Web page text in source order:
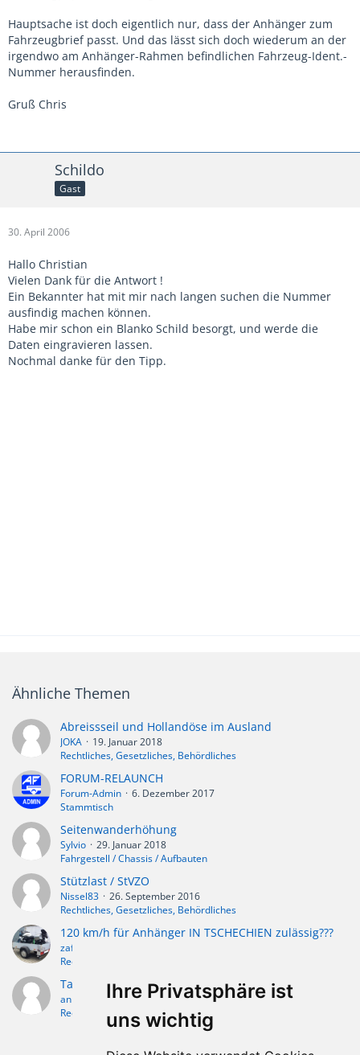
Ihre Privatsphäre ist
uns wichtig
Hauptsache ist doch eigentlich nur, dass der Anhänger zum
Fahrzeugbrief passt. Und das lässt sich doch wiederum an der
irgendwo am Anhänger-Rahmen befindlichen Fahrzeug-Ident.-
Nummer herausfinden.
Gruß Chris
Schildo
Gast
30. April 2006
Hallo Christian
Vielen Dank für die Antwort !
Ein Bekannter hat mit mir nach langen suchen die Nummer
ausfindig machen können.
Habe mir schon ein Blanko Schild besorgt, und werde die
Daten eingravieren lassen.
Nochmal danke für den Tipp.
Ähnliche Themen
Abreissseil und Hollandöse im Ausland
JOKA
19. Januar 2018
Rechtliches, Gesetzliches, Behördliches
FORUM-RELAUNCH
Forum-Admin
6. Dezember 2017
Stammtisch
Seitenwanderhöhung
Sylvio
29. Januar 2018
Fahrgestell / Chassis / Aufbauten
Stützlast / StVZO
Nissel83
26. September 2016
Rechtliches, Gesetzliches, Behördliches
120 km/h für Anhänger IN TSCHECHIEN zulässig???
zafira-abc
Rechtliches, Gesetzliches, Behördliches
Tandemachse, min. Abstand der Reifen zueinander?
anhängerbob
28. März 2011
Rechtliches, Gesetzliches, Behördliches